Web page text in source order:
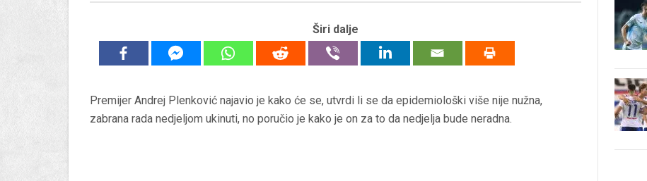
Širi dalje
Premijer Andrej Plenković najavio je kako će se, utvrdi li se da epidemiološki više nije nužna,
zabrana rada nedjeljom ukinuti, no poručio je kako je on za to da nedjelja bude neradna.